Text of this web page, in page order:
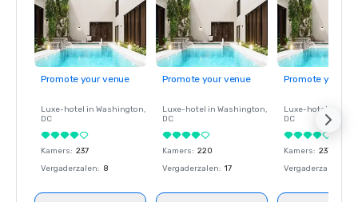
Promote your venue
Luxe-hotel in Washington,
DC
Kamers: 237
Vergaderzalen: 8
Promote your venue
Luxe-hotel in Washington,
DC
Kamers: 220
Vergaderzalen: 17
Promote your
Luxe-hotel in
DC
Kamers: 237
Vergaderzalen